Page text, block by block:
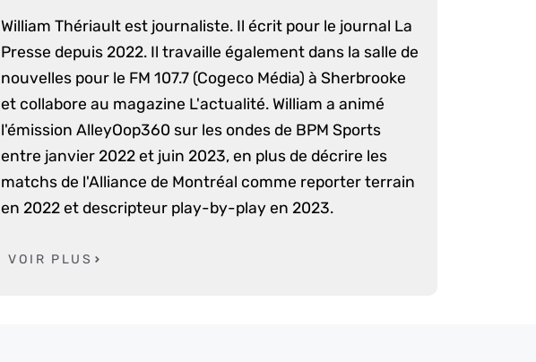
William Thériault est journaliste. Il écrit pour le journal La
Presse depuis 2022. Il travaille également dans la salle de
nouvelles pour le FM 107.7 (Cogeco Média) à Sherbrooke
et collabore au magazine L'actualité. William a animé
l'émission AlleyOop360 sur les ondes de BPM Sports
entre janvier 2022 et juin 2023, en plus de décrire les
matchs de l'Alliance de Montréal comme reporter terrain
en 2022 et descripteur play-by-play en 2023.
VOIR PLUS